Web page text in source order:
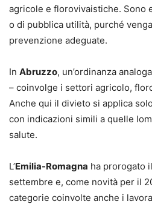
agricole e florovivaistiche. Sono
o di pubblica utilità, purché
prevenzione adeguate.
In Abruzzo, un’ordinanza
– coinvolge i settori agricolo,
Anche qui il divieto si applica
con indicazioni simili a quelle
salute.
L’Emilia-Romagna ha prorogato
settembre e, come novità per il
categorie coinvolte anche i